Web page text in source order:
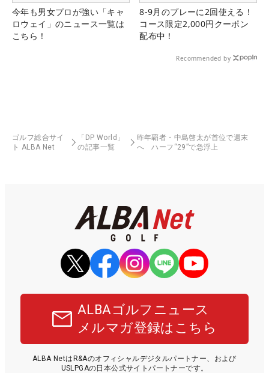
今年も男女プロが強い「キャ
ロウェイ」のニュース一覧は
こちら！
8-9月のプレーに2回使える！
コース限定2,000円クーポン
配布中！
Recommended by
ゴルフ総合サイ
ト ALBA Net
「DP World」
の記事一覧
昨年覇者・中島啓太が首位で週末
へ ハーフ“29”で急浮上
ALBAゴルフニュース
メルマガ登録はこちら
ALBA NetはR&Aのオフィシャルデジタルパートナー、および
USLPGAの日本公式サイトパートナーです。